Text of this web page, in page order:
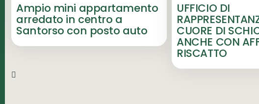
Ampio mini appartamento
arredato in centro a
Santorso con posto auto
UFFICIO DI
CUORE DI
ANCHE CON
RISCATTO